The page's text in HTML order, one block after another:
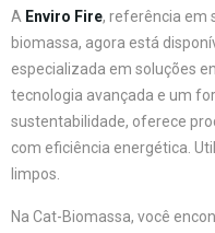
A Enviro Fire, referência em
biomassa, agora está
especializada em soluções
tecnologia avançada e um
sustentabilidade, oferece
com eficiência energética.
limpos.
Na Cat-Biomassa, você